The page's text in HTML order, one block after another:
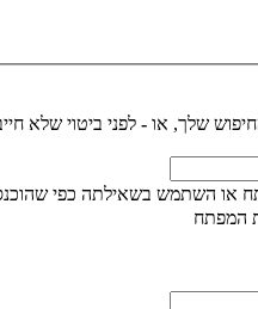
שלך, או - לפני ביטוי שלא
או השתמש בשאילתה כפי
המפתח